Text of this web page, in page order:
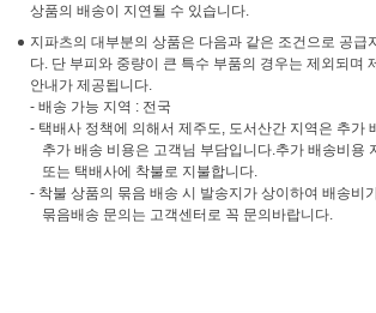
상품의 배송이 지연될 수 있습니다.
지파츠의 대부분의 상품은 다음과 같은 조건으로 공급
다. 단 부피와 중량이 큰 특수 부품의 경우는 제외되며
안내가 제공됩니다.
- 배송 가능 지역 : 전국
- 택배사 정책에 의해서 제주도, 도서산간 지역은 추가
추가 배송 비용은 고객님 부담입니다.추가 배송비용
또는 택배사에 착불로 지불합니다.
- 착불 상품의 묶음 배송 시 발송지가 상이하여 배송비
묶음배송 문의는 고객센터로 꼭 문의바랍니다.